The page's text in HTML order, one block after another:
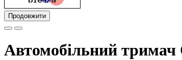
Продовжити
Автомобільний